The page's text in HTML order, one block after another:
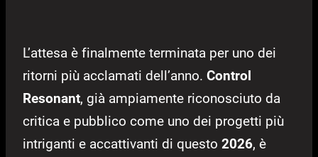
L’attesa è finalmente terminata per uno dei
ritorni più acclamati dell’anno. Control
Resonant, già ampiamente riconosciuto da
critica e pubblico come uno dei progetti più
intriganti e accattivanti di questo 2026, è